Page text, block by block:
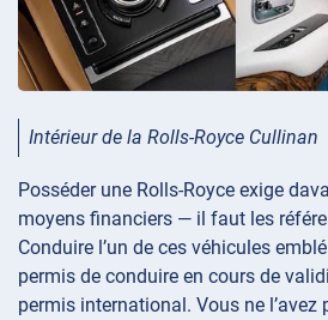
Intérieur de la Rolls-Royce Cullinan
Posséder une Rolls-Royce exige
moyens financiers — il faut les
Conduire l’un de ces véhicules
permis de conduire en cours de
permis international. Vous ne l’avez